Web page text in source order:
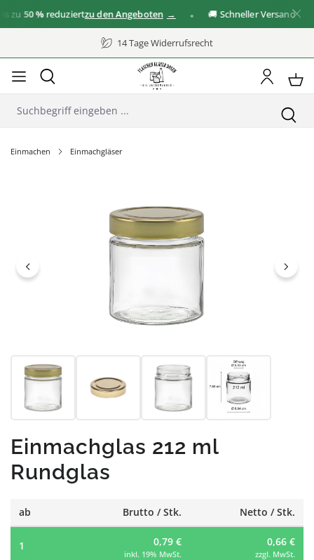
50 % reduziertzu den Angeboten 🚚 Schneller Versand
14 Tage Widerrufsrecht
Einmachen Einmachgläser
Einmachglas 212 ml
Rundglas
ab Brutto / Stk. Netto / Stk.
1 0,79 €
inkl. 19% MwSt.
0,66 €
zzgl. MwSt.